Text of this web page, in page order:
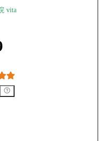
vita